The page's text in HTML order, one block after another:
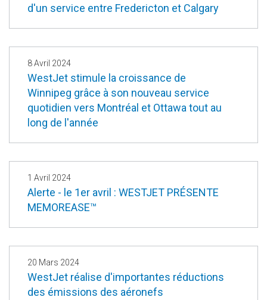
d'un service entre Fredericton et Calgary
8 Avril 2024
WestJet stimule la croissance de
Winnipeg grâce à son nouveau service
quotidien vers Montréal et Ottawa tout au
long de l'année
1 Avril 2024
Alerte - le 1er avril : WESTJET PRÉSENTE
MEMOREASE™
20 Mars 2024
WestJet réalise d'importantes réductions
des émissions des aéronefs